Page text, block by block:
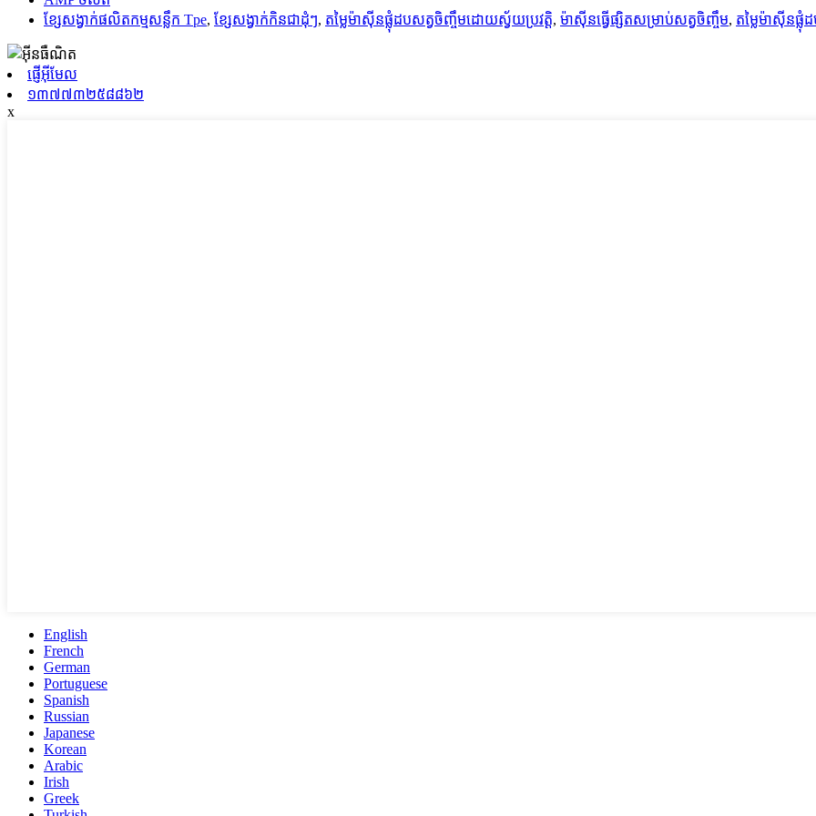
ខ្សែសង្វាក់ផលិតកម្មសន្លឹក Tpe, ខ្សែសង្វាក់​កិន​ជា​ដុំៗ, តម្លៃម៉ាស៊ីនផ្លុំដបសត្វចិញ្ចឹមដោយស្វ័យប្រវត្តិ, ម៉ាស៊ីន​ធ្វើ​ផ្សិត​សម្រាប់​សត្វ​ចិញ្ចឹម, តម្លៃម៉ាស៊ីនផ្លុំ
ផ្ញើអ៊ីមែល
១៣៧៧៣២៥៨៨៦២
x
English
French
German
Portuguese
Spanish
Russian
Japanese
Korean
Arabic
Irish
Greek